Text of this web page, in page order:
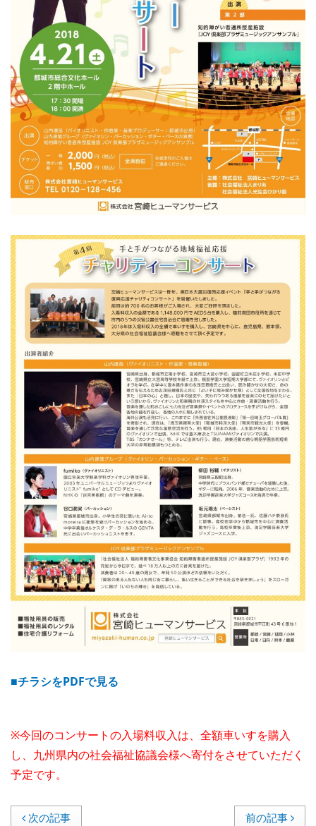
■チラシをPDFで見る
※今回のコンサートの入場料収入は、全額車いすを購入
し、九州県内の社会福祉協議会様へ寄付をさせていただく
予定です。
次の記事 前の記事